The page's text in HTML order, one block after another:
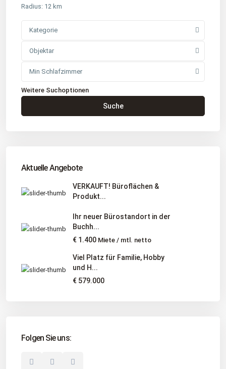
Radius: 12 km
Kategorie
Objektar
Min Schlafzimmer
Weitere Suchoptionen
Suche
Aktuelle Angebote
VERKAUFT! Büroflächen &
Produkt...
Ihr neuer Bürostandort in der
Buchh...
€ 1.400 Miete / mtl. netto
Viel Platz für Familie, Hobby
und H...
€ 579.000
Folgen Sie uns:
Kontakt
: Buchholz in der Nordheide
Unternehmen
Immobilienangebote
© 2025 Borkenhagen Immobilien. Alle Rechte vorbehalten.